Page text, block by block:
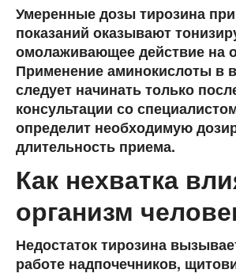
Умеренные дозы тирозина
показаний оказывают
омолаживающее действие на
Применение аминокислоты в
следует начинать только
консультации со
определит необходимую
длительность приема.
Как нехватка
организм
Недостаток тирозина
работе надпочечников,